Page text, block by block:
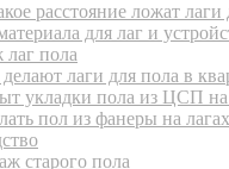
расстояние ложат
для лаг и
пола
лаги для пола в
укладки пола из ЦСП на
пол из фанеры на
старого пола